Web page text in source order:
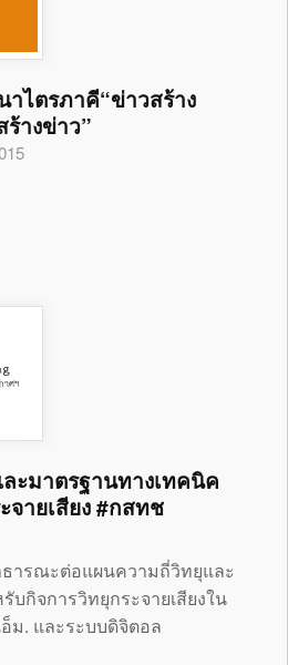
าไตรภาคี“ข่าวสร้าง
างข่าว”
ะมาตรฐานทางเทคนิค
จายเสียง #กสทช
ารณะต่อแผนความถี่วิทยุและ
บกิจการวิทยุกระจายเสียงใน
อ็ม. และระบบดิจิตอล